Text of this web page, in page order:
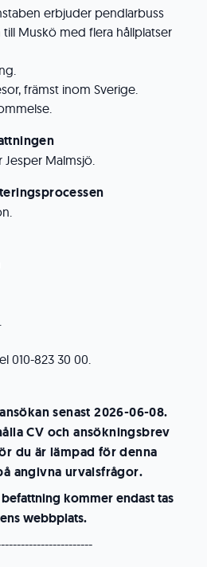
erbjuder pendlarbuss
Muskö med flera hållplatser
främst inom Sverige.
Jesper Malmsjö.
010-823 30 00.
senast 2026-06-08.
CV och ansökningsbrev
du är lämpad för denna
angivna urvalsfrågor.
kommer endast tas
webbplats.